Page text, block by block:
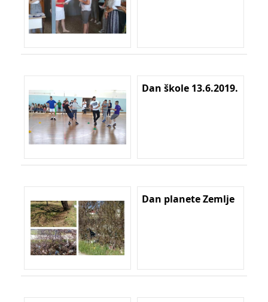
Dan škole 13.6.2019.
Dan planete Zemlje